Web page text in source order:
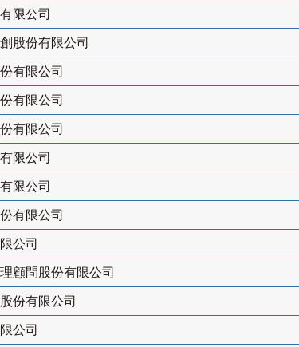
限公司
股份有限公司
有限公司
有限公司
有限公司
限公司
限公司
有限公司
公司
顧問股份有限公司
份有限公司
公司